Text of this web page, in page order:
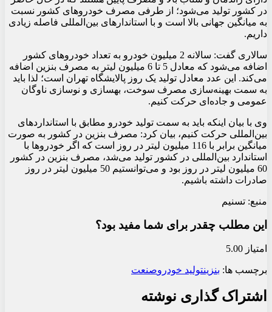
در کشور تولید می‌شود؛ از طرفی مصرف خودروهای کشور نسبت
به میانگین جهانی بالا است و با استاندارهای بین‌المللی فاصله زیادی
داریم.
سالاری گفت: سالانه 2 میلیون خودرو به تعداد خودروهای کشور
اضافه می‌شود که معادل 5 تا 6 میلیون لیتر به مصرف بنزین اضافه
می‌کند. این عدد معادل تولید یک روز پالایشگاه تهران است؛ لذا باید
به سمت بهینه‌سازی مصرف سوخت، بهسازی و نوسازی ناوگان
عمومی و جاده‌ای حرکت کنیم.
وی با بیان اینکه باید به سمت تولید خودرو مطابق با استانداردهای
بین‌المللی حرکت کنیم، بیان کرد: مصرف بنزین در کشور به صورت
میانگین برابر با 116 میلیون لیتر در روز است که اگر خودروها با
استاندارد بین‌المللی در کشور تولید می‌شد، مصرف بنزین در کشور
60 میلیون لیتر در روز بود و می‌توانستیم 50 میلیون لیتر در روز
صادرات داشته باشیم.
منبع: تسنیم
این مطلب چقدر برای شما مفید بود؟
امتیاز 5.00
برچسب ها: بنزینتولید خودروصنعت
اشتراک گذاری نوشته